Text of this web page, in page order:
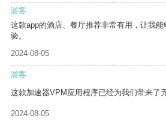
游客
这款app的酒店、餐厅推荐非常有用，让我
验。
2024-08-05
游客
这款加速器VPM应用程序已经为我们带来了
2024-08-05